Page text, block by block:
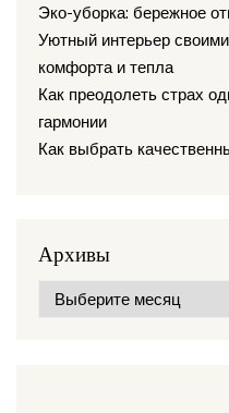
Эко-уборка: бережное
Уютный интерьер
комфорта и тепла
Как преодолеть страх
гармонии
Как выбрать
Архивы
Архивы